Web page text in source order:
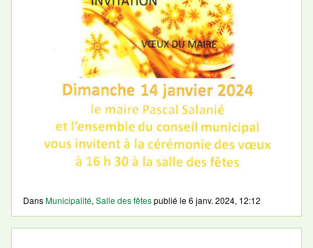
DansMunicipalité, Salle des fêtespublié le6 janv. 2024, 12:12